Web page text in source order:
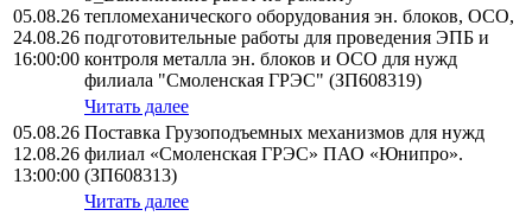
05.08.26
24.08.26
16:00:00
тепломеханического оборудования эн. блоков, ОСО,
подготовительные работы для проведения ЭПБ и
контроля металла эн. блоков и ОСО для нужд
филиала "Смоленская ГРЭС" (ЗП608319)
Читать далее
05.08.26
12.08.26
13:00:00
Поставка Грузоподъемных механизмов для нужд
филиал «Смоленская ГРЭС» ПАО «Юнипро».
(ЗП608313)
Читать далее